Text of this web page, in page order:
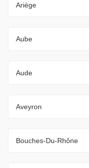
Ariège
Aube
Aude
Aveyron
Bouches-Du-Rhône